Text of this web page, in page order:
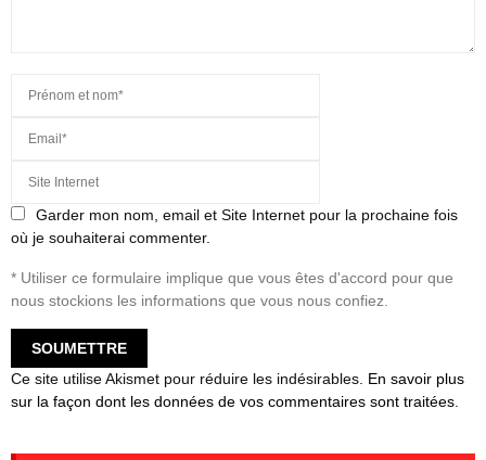
Garder mon nom, email et Site Internet pour la prochaine fois
où je souhaiterai commenter.
* Utiliser ce formulaire implique que vous êtes d'accord pour que
nous stockions les informations que vous nous confiez.
Ce site utilise Akismet pour réduire les indésirables. En savoir plus
sur la façon dont les données de vos commentaires sont traitées